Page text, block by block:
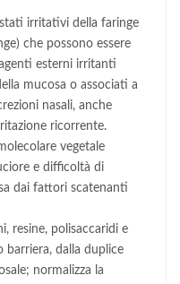
irritativi della faringe
che possono essere
esterni irritanti
mucosa o associati a
nasali, anche
ricorrente.
vegetale
e difficoltà di
dai fattori scatenanti
resine, polisaccaridi e
dalla duplice
normalizza la